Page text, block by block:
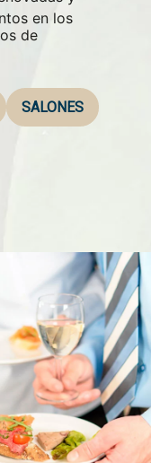
en los
de
SALONES